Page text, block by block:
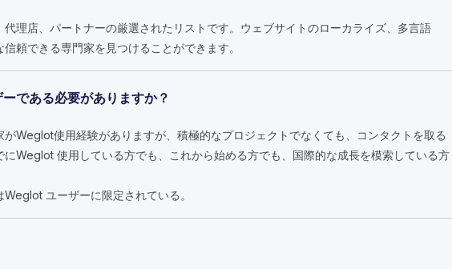
理店、パートナーの厳選されたリストです。ウェブサイトのローカライズ、多言語
頼できる専門家を見つけることができます。
である必要がありますか？
Weglot使用経験がありますが、積極的なプロジェクトでなくても、コンタクトを取る
Weglot 使用している方でも、これから始める方でも、国際的な成長を模索している方
ユーザーに限定されている。